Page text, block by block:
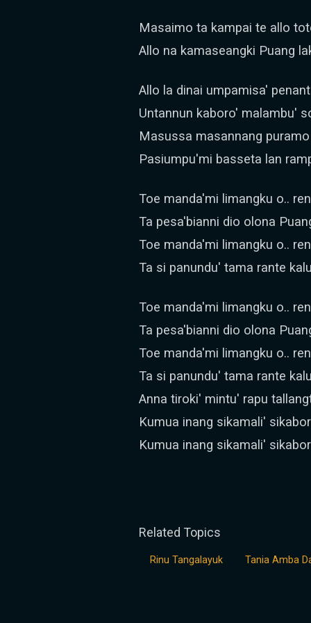
Masaimo ta kampai te allo
Allo na kamaseangki Puang
Allo la dinai umpamisa'
Untannun kaboro' malambu'
Masussa masannang
Pasiumpu'mi basseta lan
Toe manda'mi limangku o..
Ta pesa'bianni dio olona
Toe manda'mi limangku o..
Ta si panundu' tama rante
Toe manda'mi limangku o..
Ta pesa'bianni dio olona
Toe manda'mi limangku o..
Ta si panundu' tama rante
Anna tiroki' mintu' rapu
Kumua inang sikamali'
Kumua inang sikamali'
Related Topics
Rinu Tangalayuk Tania Amba